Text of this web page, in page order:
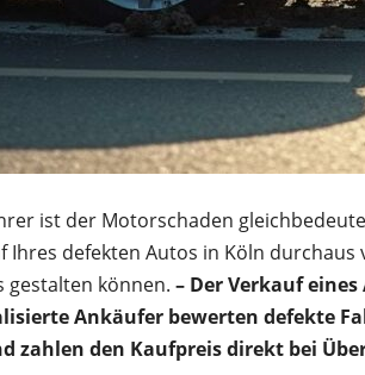
ist der Motorschaden
Ihres defekten Autos in Köln
gestalten können. – Der Verkauf
Ankäufer bewerten defekte
zahlen den Kaufpreis direkt bei